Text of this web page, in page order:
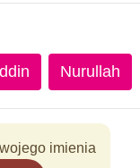
Nurullah
imienia